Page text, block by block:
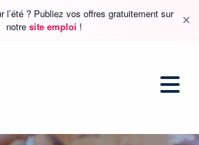
l’été ? Publiez vos offres gratuitement sur
notre site emploi ! ✕